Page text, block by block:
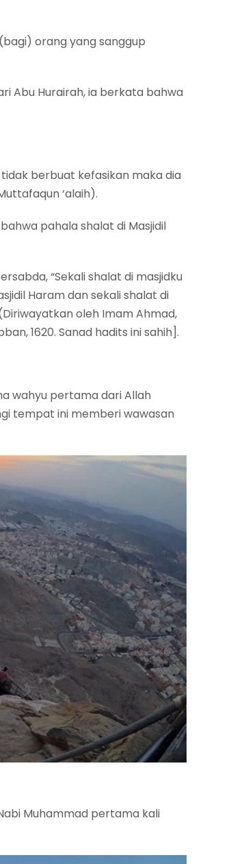
orang yang sanggup
Abu Hurairah, ia berkata bahwa
berbuat kefasikan maka dia
‘alaih).
pahala shalat di Masjidil
“Sekali shalat di masjidku
Haram dan sekali shalat di
oleh Imam Ahmad,
1620. Sanad hadits ini sahih].
wahyu pertama dari Allah
tempat ini memberi wawasan
Muhammad pertama kali